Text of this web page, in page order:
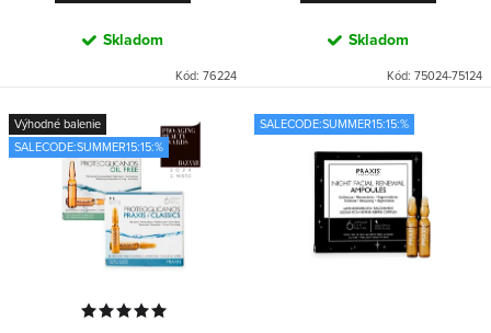
Skladom
Kód: 76224
Skladom
Kód: 75024-75124
Výhodné balenie
SALECODE:SUMMER15:15:%
SALECODE:SUMMER15:15:%